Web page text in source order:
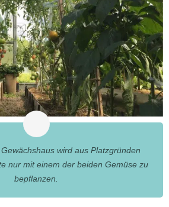
wird aus Platzgründen
nur mit einem der beiden Gemüse zu
bepflanzen.